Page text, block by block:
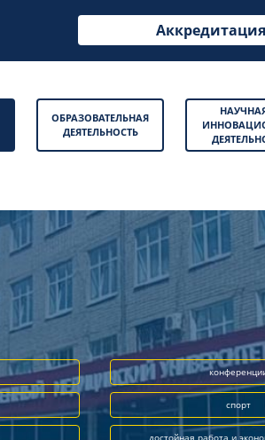
ОБРАЗОВАТЕЛЬНАЯ
ДЕЯТЕЛЬНОСТЬ
спорт
достойная работа и